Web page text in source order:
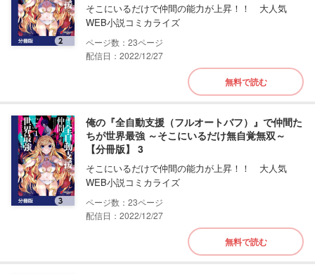
そこにいるだけで仲間の能力が上昇！！ 大人気
WEB小説コミカライズ
23
配信日：2022/12/27
無料で読む
俺の『全自動支援（フルオートバフ）』で仲間た
ちが世界最強 ～そこにいるだけ無自覚無双～
【分冊版】 3
そこにいるだけで仲間の能力が上昇！！ 大人気
WEB小説コミカライズ
23
配信日：2022/12/27
無料で読む